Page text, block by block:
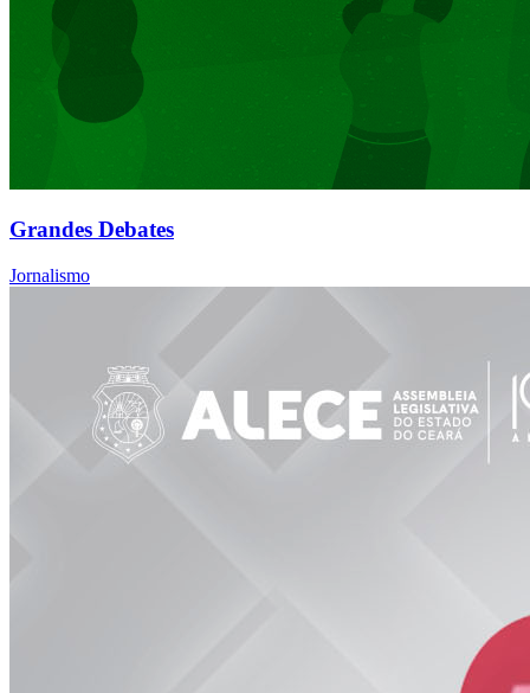
Grandes Debates
Jornalismo